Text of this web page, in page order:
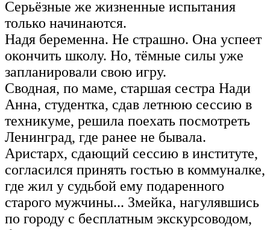
Серьёзные же жизненные испытания
только начинаются.
Надя беременна. Не страшно. Она успеет
окончить школу. Но, тёмные силы уже
запланировали свою игру.
Сводная, по маме, старшая сестра Нади
Анна, студентка, сдав летнюю сессию в
техникуме, решила поехать посмотреть
Ленинград, где ранее не бывала.
Аристарх, сдающий сессию в институте,
согласился принять гостью в коммуналке,
где жил у судьбой ему подаренного
старого мужчины... Змейка, нагулявшись
по городу с бесплатным экскурсоводом,